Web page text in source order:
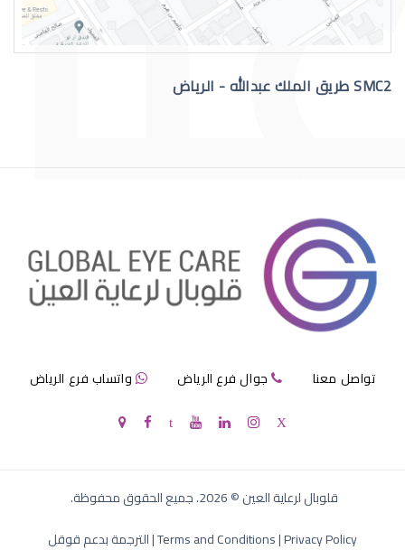
مرض الماء الازرق بالعين
SMC2 طريق الملك عبدالله - الرياض
تواصل معنا جوال فرع الرياض واتساب فرع الرياض
قلوبال لرعاية العين©
2026. جميع الحقوق محفوظة.
Terms and Conditions|Privacy Policy
|الترجمة بدعم قوقل